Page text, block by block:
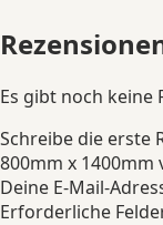
Es gibt noch keine
Schreibe die erste
800mm x 1400mm
Deine E-Mail-
Erforderliche